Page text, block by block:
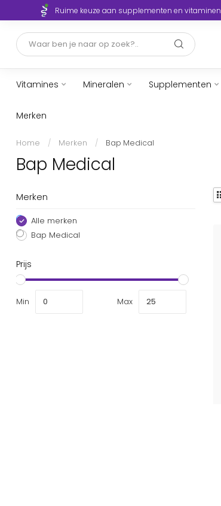
Ruime keuze aan supplementen en vitaminen
Vitamines Mineralen Supplementen
Merken
Home / Merken / Bap Medical
Bap Medical
Merken
Alle merken
Bap Medical
Prijs
Min Max